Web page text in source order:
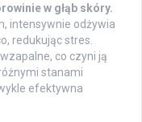
w głąb skóry.
intensywnie odżywia
redukując stres.
co czyni ją
stanami
efektywna